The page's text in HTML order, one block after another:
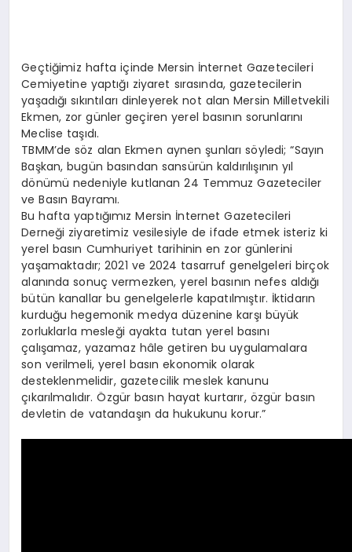
Geçtiğimiz hafta içinde Mersin İnternet Gazetecileri
Cemiyetine yaptığı ziyaret sırasında, gazetecilerin
yaşadığı sıkıntıları dinleyerek not alan Mersin Milletvekili
Ekmen, zor günler geçiren yerel basının sorunlarını
Meclise taşıdı.
TBMM’de söz alan Ekmen aynen şunları söyledi; “Sayın
Başkan, bugün basından sansürün kaldırılışının yıl
dönümü nedeniyle kutlanan 24 Temmuz Gazeteciler
ve Basın Bayramı.
Bu hafta yaptığımız Mersin İnternet Gazetecileri
Derneği ziyaretimiz vesilesiyle de ifade etmek isteriz ki
yerel basın Cumhuriyet tarihinin en zor günlerini
yaşamaktadır; 2021 ve 2024 tasarruf genelgeleri birçok
alanında sonuç vermezken, yerel basının nefes aldığı
bütün kanallar bu genelgelerle kapatılmıştır. İktidarın
kurduğu hegemonik medya düzenine karşı büyük
zorluklarla mesleği ayakta tutan yerel basını
çalışamaz, yazamaz hâle getiren bu uygulamalara
son verilmeli, yerel basın ekonomik olarak
desteklenmelidir, gazetecilik meslek kanunu
çıkarılmalıdır. Özgür basın hayat kurtarır, özgür basın
devletin de vatandaşın da hukukunu korur.”